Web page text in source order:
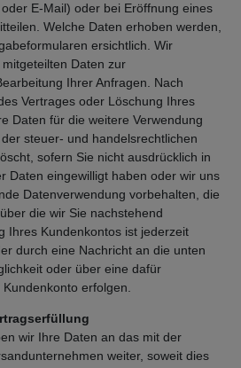
E-Mail) oder bei Eröffnung eines
Welche Daten erhoben werden,
ersichtlich. Wir
Daten zur
Ihrer Anfragen. Nach
Vertrages oder Löschung Ihres
Daten für die weitere Verwendung
steuer- und handelsrechtlichen
sofern Sie nicht ausdrücklich in
Daten eingewilligt haben oder wir uns
Datenverwendung vorbehalten, die
die wir Sie nachstehend
Ihres Kundenkontos ist jederzeit
durch eine Nachricht an die unten
oder über eine dafür
erfolgen.
wir Ihre Daten an das mit der
weiter, soweit dies